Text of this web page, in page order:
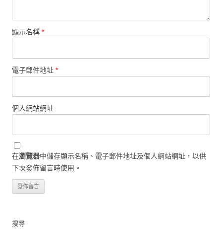
顯示名稱 *
電子郵件地址 *
個人網站網址
在瀏覽器中儲存顯示名稱、電子郵件地址及個人網站網址，以供
下次發佈留言時使用。
搜尋